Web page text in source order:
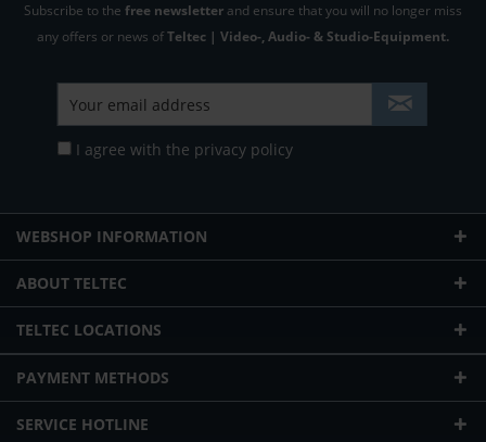
Subscribe to the free newsletter and ensure that you will no longer miss
any offers or news ofTeltec | Video-, Audio- & Studio-Equipment.
I agree with the privacy policy
WEBSHOP INFORMATION
ABOUT TELTEC
TELTEC LOCATIONS
PAYMENT METHODS
SERVICE HOTLINE